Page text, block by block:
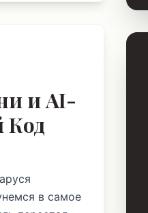
и AI-
в самое